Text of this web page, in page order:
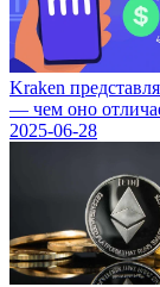
Kraken
— чем оно
2025-06-28